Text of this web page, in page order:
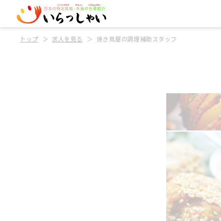
トップ 求人を見る 焼き鳥屋の調理補助スタッフ